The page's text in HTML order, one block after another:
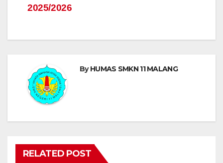
2025/2026
ByHUMAS SMKN 11 MALANG
RELATED POST